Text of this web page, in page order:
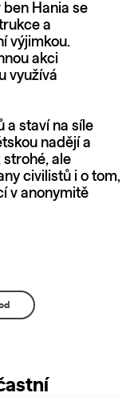
ben Hania se
a
výjimkou.
akci
využívá
a staví na síle
nadějí a
strohé, ale
civilistů i o tom,
v anonymitě